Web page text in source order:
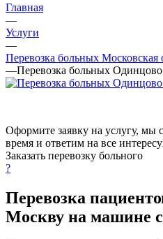
Главная
—
Услуги
—
Перевозка больных Московская
—Перевозка больных
Оформите заявку на услугу, мы
время и ответим на все
Заказать перевозку больного
?
Перевозка
Москву на машине